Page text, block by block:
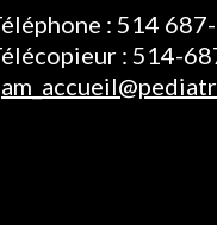
: 514
: 514-